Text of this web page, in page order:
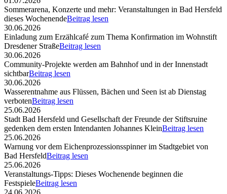
Sommerarena, Konzerte und mehr: Veranstaltungen in Bad Hersfeld
dieses WochenendeBeitrag lesen
30.06.2026
Einladung zum Erzählcafé zum Thema Konfirmation im Wohnstift
Dresdener StraßeBeitrag lesen
30.06.2026
Community-Projekte werden am Bahnhof und in der Innenstadt
sichtbarBeitrag lesen
30.06.2026
Wasserentnahme aus Flüssen, Bächen und Seen ist ab Dienstag
verbotenBeitrag lesen
25.06.2026
Stadt Bad Hersfeld und Gesellschaft der Freunde der Stiftsruine
gedenken dem ersten Intendanten Johannes KleinBeitrag lesen
25.06.2026
Warnung vor dem Eichenprozessionsspinner im Stadtgebiet von
Bad HersfeldBeitrag lesen
25.06.2026
Veranstaltungs-Tipps: Dieses Wochenende beginnen die
FestspieleBeitrag lesen